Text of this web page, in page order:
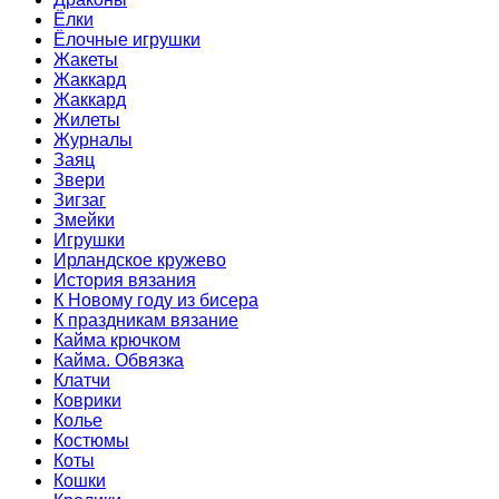
Ёлки
Ёлочные игрушки
Жакеты
Жаккард
Жаккард
Жилеты
Журналы
Заяц
Звери
Зигзаг
Змейки
Игрушки
Ирландское кружево
История вязания
К Новому году из бисера
К праздникам вязание
Кайма крючком
Кайма. Обвязка
Клатчи
Коврики
Колье
Костюмы
Коты
Кошки